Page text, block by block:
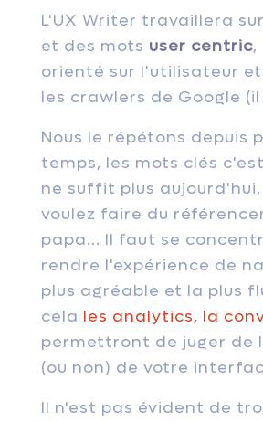
L'UX Writer travaillera
et des mots user centric,
orienté sur l'utilisateur et
les crawlers de Google
Nous le répétons depuis
temps, les mots clés
ne suffit plus aujourd'hui,
voulez faire du
papa... Il faut se
rendre l'expérience de
plus agréable et la plus
cela les analytics, la
permettront de juger de
(ou non) de votre
Il n'est pas évident de